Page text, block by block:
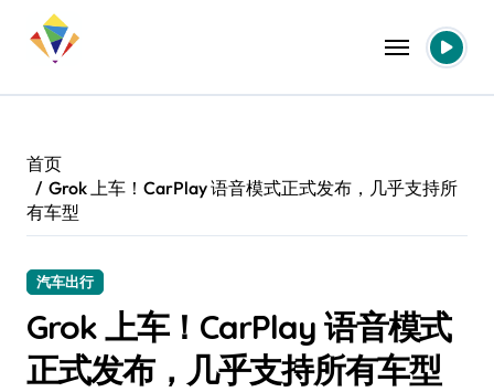
首页
Grok 上车！CarPlay 语音模式正式发布，几乎支持所
有车型
汽车出行
Grok 上车！CarPlay 语音模式
正式发布，几乎支持所有车型